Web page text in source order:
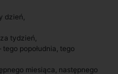
dzień,
tydzień,
tego popołudnia, tego
miesiąca, następnego